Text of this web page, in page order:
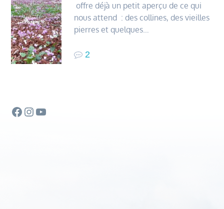
offre déjà un petit aperçu de ce qui
nous attend : des collines, des vieilles
pierres et quelques…
2
Facebook
Instagram
YouTube